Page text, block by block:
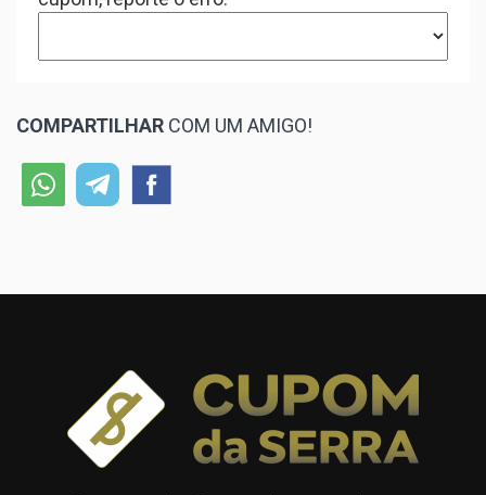
COMPARTILHAR COM UM AMIGO!